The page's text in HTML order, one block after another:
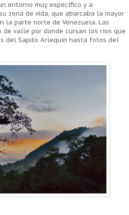
entorno muy específico y a
zona de vida, que abarcaba la mayor
la parte norte de Venezuela. Las
valle por donde cursan los ríos que
del Sapito Arlequín hasta fotos del